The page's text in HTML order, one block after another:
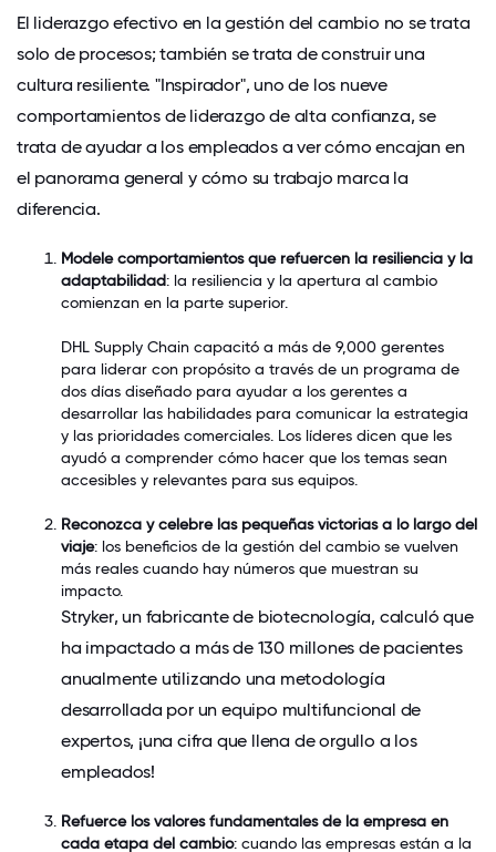
El liderazgo efectivo en la gestión del cambio no se trata
solo de procesos; también se trata de construir una
cultura resiliente. "Inspirador", uno de los nueve
comportamientos de liderazgo de alta confianza, se
trata de ayudar a los empleados a ver cómo encajan en
el panorama general y cómo su trabajo marca la
diferencia.
Modele comportamientos que refuercen la resiliencia y la
adaptabilidad: la resiliencia y la apertura al cambio
comienzan en la parte superior.
DHL Supply Chain capacitó a más de 9,000 gerentes
para liderar con propósito a través de un programa de
dos días diseñado para ayudar a los gerentes a
desarrollar las habilidades para comunicar la estrategia
y las prioridades comerciales. Los líderes dicen que les
ayudó a comprender cómo hacer que los temas sean
accesibles y relevantes para sus equipos.
Reconozca y celebre las pequeñas victorias a lo largo del
viaje: los beneficios de la gestión del cambio se vuelven
más reales cuando hay números que muestran su
impacto.
Stryker, un fabricante de biotecnología, calculó que
ha impactado a más de 130 millones de pacientes
anualmente utilizando una metodología
desarrollada por un equipo multifuncional de
expertos, ¡una cifra que llena de orgullo a los
empleados!
Refuerce los valores fundamentales de la empresa en
cada etapa del cambio: cuando las empresas están a la